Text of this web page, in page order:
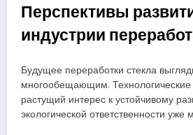
Перспективы
индустрии
Будущее переработки стекла
многообещающим.
растущий интерес к устойчивому
экологической ответственности уже